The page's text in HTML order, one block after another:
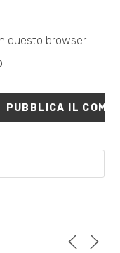
questo browser